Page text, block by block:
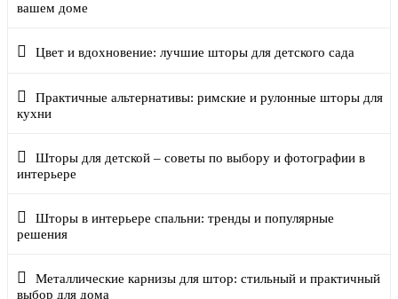
вашем доме
Цвет и вдохновение: лучшие шторы для детского сада
Практичные альтернативы: римские и рулонные шторы для
кухни
Шторы для детской – советы по выбору и фотографии в
интерьере
Шторы в интерьере спальни: тренды и популярные
решения
Металлические карнизы для штор: стильный и практичный
выбор для дома